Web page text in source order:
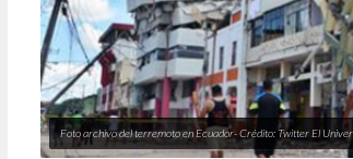
Foto archivo del terremoto en Ecuador- Crédito: Twitter El